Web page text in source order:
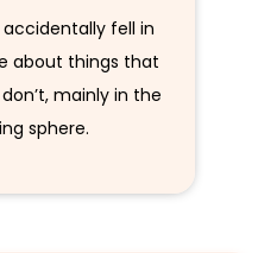
fell in
about things that
mainly in the
sphere.